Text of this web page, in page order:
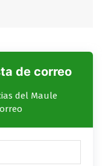
de correo
del Maule